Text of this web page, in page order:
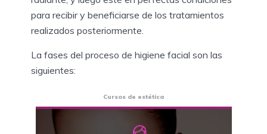
para recibir y beneficiarse de los tratamientos
realizados posteriormente.
La fases del proceso de higiene facial son las
siguientes:
Cursos de estética